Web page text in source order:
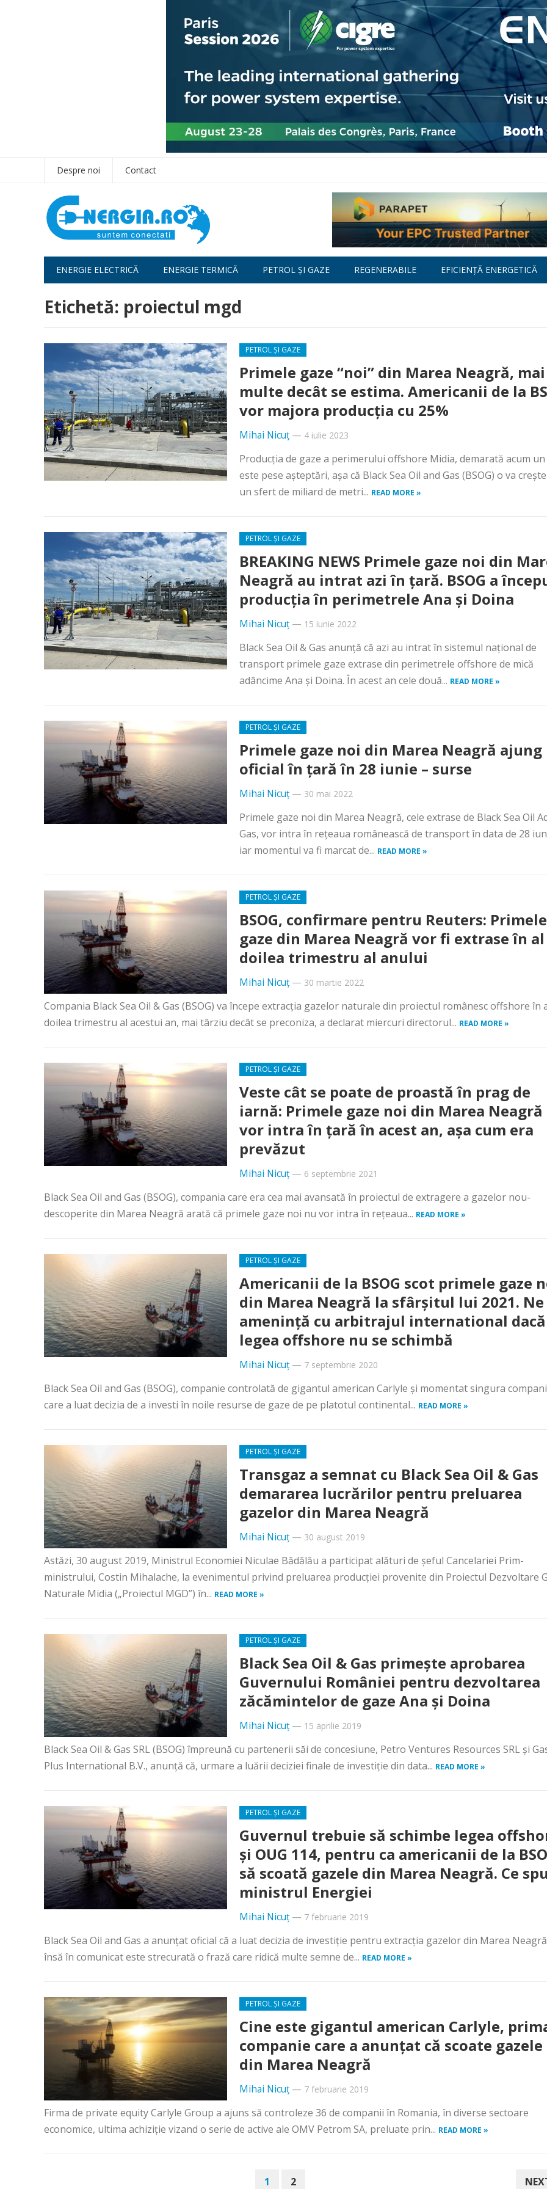
Despre noi Contact
ENERGIE ELECTRICĂ ENERGIE TERMICĂ PETROL ȘI GAZE REGENERABILE EFICIENȚĂ ENERGETICĂ
Etichetă: proiectul mgd
PETROL ȘI GAZE
Primele gaze “noi” din Marea Neagră, mai
multe decât se estima. Americanii de la
vor majora producția cu 25%
Mihai Nicuț— 4 iulie 2023
Producția de gaze a perimerului offshore Midia, demarată acum un
este pese așteptări, așa că Black Sea Oil and Gas (BSOG) o va
un sfert de miliard de metri... READ MORE »
PETROL ȘI GAZE
BREAKING NEWS Primele gaze noi din
Neagră au intrat azi în țară. BSOG a
producția în perimetrele Ana și Doina
Mihai Nicuț— 15 iunie 2022
Black Sea Oil & Gas anunță că azi au intrat în sistemul național de
transport primele gaze extrase din perimetrele offshore de mică
adâncime Ana și Doina. În acest an cele două... READ MORE »
PETROL ȘI GAZE
Primele gaze noi din Marea Neagră ajung
oficial în țară în 28 iunie – surse
Mihai Nicuț— 30 mai 2022
Primele gaze noi din Marea Neagră, cele extrase de Black Sea Oil
Gas, vor intra în rețeaua românească de transport în data de 28
iar momentul va fi marcat de... READ MORE »
PETROL ȘI GAZE
BSOG, confirmare pentru Reuters: Primele
gaze din Marea Neagră vor fi extrase în al
doilea trimestru al anului
Mihai Nicuț— 30 martie 2022
Compania Black Sea Oil & Gas (BSOG) va începe extracţia gazelor naturale din proiectul românesc offshore în
doilea trimestru al acestui an, mai târziu decât se preconiza, a declarat miercuri directorul... READ MORE »
PETROL ȘI GAZE
Veste cât se poate de proastă în prag de
iarnă: Primele gaze noi din Marea Neagră
vor intra în țară în acest an, așa cum era
prevăzut
Mihai Nicuț— 6 septembrie 2021
Black Sea Oil and Gas (BSOG), compania care era cea mai avansată în proiectul de extragere a gazelor nou-
descoperite din Marea Neagră arată că primele gaze noi nu vor intra în rețeaua... READ MORE »
PETROL ȘI GAZE
Americanii de la BSOG scot primele gaze
din Marea Neagră la sfârșitul lui 2021. Ne
amenință cu arbitrajul international dacă
legea offshore nu se schimbă
Mihai Nicuț— 7 septembrie 2020
Black Sea Oil and Gas (BSOG), companie controlată de gigantul american Carlyle și momentat singura
care a luat decizia de a investi în noile resurse de gaze de pe platotul continental... READ MORE »
PETROL ȘI GAZE
Transgaz a semnat cu Black Sea Oil & Gas
demararea lucrărilor pentru preluarea
gazelor din Marea Neagră
Mihai Nicuț— 30 august 2019
Astăzi, 30 august 2019, Ministrul Economiei Niculae Bădălău a participat alături de șeful Cancelariei Prim-
ministrului, Costin Mihalache, la evenimentul privind preluarea producţiei provenite din Proiectul Dezvoltare
Naturale Midia („Proiectul MGD”) în... READ MORE »
PETROL ȘI GAZE
Black Sea Oil & Gas primește aprobarea
Guvernului României pentru dezvoltarea
zăcămintelor de gaze Ana și Doina
Mihai Nicuț— 15 aprilie 2019
Black Sea Oil & Gas SRL (BSOG) împreună cu partenerii săi de concesiune, Petro Ventures Resources SRL şi
Plus International B.V., anunță că, urmare a luării deciziei finale de investiţie din data... READ MORE »
PETROL ȘI GAZE
Guvernul trebuie să schimbe legea
şi OUG 114, pentru ca americanii de la
să scoată gazele din Marea Neagră. Ce
ministrul Energiei
Mihai Nicuț— 7 februarie 2019
Black Sea Oil and Gas a anunţat oficial că a luat decizia de investiţie pentru extracţia gazelor din Marea
însă în comunicat este strecurată o frază care ridică multe semne de... READ MORE »
PETROL ȘI GAZE
Cine este gigantul american Carlyle,
companie care a anunţat că scoate gazele
din Marea Neagră
Mihai Nicuț— 7 februarie 2019
Firma de private equity Carlyle Group a ajuns să controleze 36 de com­panii în Romania, în diverse sec­toare
economice, ultima achiziţie vizand o serie de active ale OMV Petrom SA, preluate prin... READ MORE »
1 2